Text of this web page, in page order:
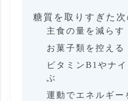
糖質を取りすぎた
主食の量を減らす
お菓子類を控える
ビタミンB1やナ
ぶ
運動でエネルギー